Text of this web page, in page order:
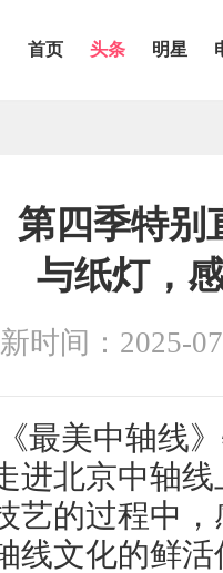
首页 头条 明星
第四季特
与纸灯，
时间：2025-
《最美中轴线
进北京中轴
艺的过程中
线文化的鲜活